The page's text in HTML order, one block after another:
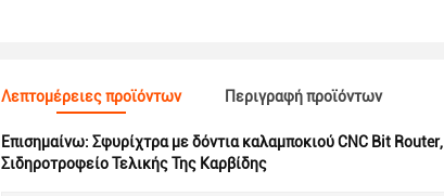
Λεπτομέρειες προϊόντων Περιγραφή προϊόντων
Επισημαίνω: Σφυρίχτρα με δόντια καλαμποκιού CNC Bit Router,
Σιδηροτροφείο Τελικής Της Καρβίδης